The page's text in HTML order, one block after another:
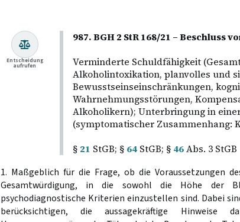
987. BGH 2 StR 168/21 – Beschluss
Verminderte Schuldfähigkeit
Alkoholintoxikation, planvolles und
Bewusstseinseinschränkungen,
Wahrnehmungsstörungen,
Alkoholikern); Unterbringung in
(symptomatischer Zusammenhang:
§ 21 StGB; § 64StGB; § 46Abs. 3 StGB
Entscheidung
aufrufen
1. Maßgeblich für die Frage, ob die Voraussetzungen
Gesamtwürdigung, in die sowohl die Höhe der
psychodiagnostische Kriterien einzustellen sind. Dabei
berücksichtigen, die aussagekräftige